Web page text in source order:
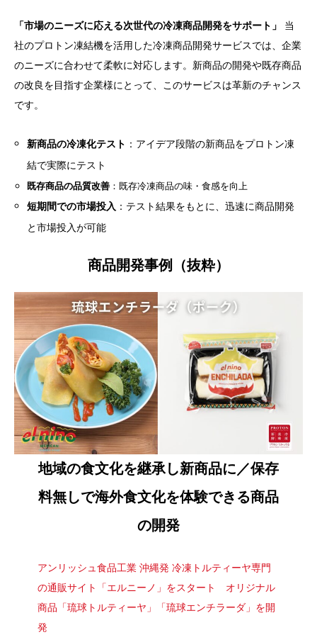
「市場のニーズに応える次世代の冷凍商品開発をサポート」
当
社のプロトン凍結機を活用した冷凍商品開発サービスでは、企業
のニーズに合わせて柔軟に対応します。新商品の開発や既存商品
の改良を目指す企業様にとって、このサービスは革新のチャンス
です。
新商品の冷凍化テスト ：アイデア段階の新商品をプロトン凍
結で実際にテスト
既存商品の品質改善 ：既存冷凍商品の味・食感を向上
短期間での市場投入 ：テスト結果をもとに、迅速に商品開発
と市場投入が可能
商品開発事例（抜粋）
地域の食文化を継承し新商品に／保存
料無しで海外食文化を体験できる商品
の開発​
アンリッシュ食品工業 沖縄発 冷凍トルティーヤ専門
の通販サイト「エルニーノ」をスタート オリジナル
商品「琉球トルティーヤ」「琉球エンチラーダ」を開
発